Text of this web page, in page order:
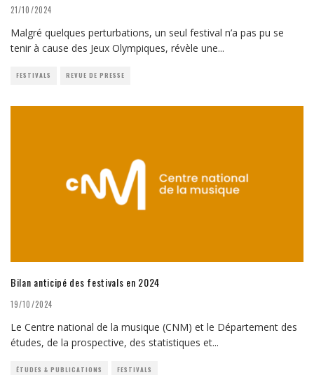
21/10/2024
Malgré quelques perturbations, un seul festival n’a pas pu se
tenir à cause des Jeux Olympiques, révèle une...
FESTIVALS REVUE DE PRESSE
Bilan anticipé des festivals en 2024
19/10/2024
Le Centre national de la musique (CNM) et le Département des
études, de la prospective, des statistiques et...
ÉTUDES & PUBLICATIONS FESTIVALS